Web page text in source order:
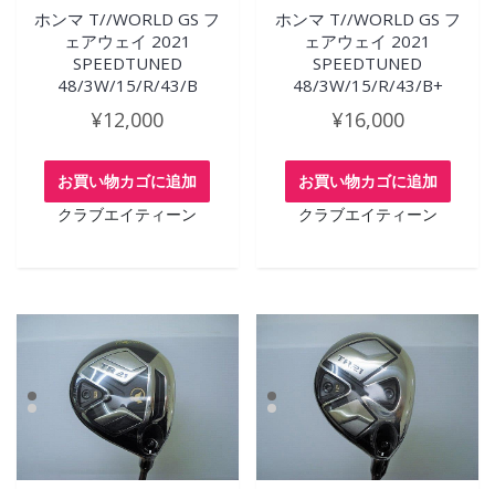
ホンマ T//WORLD GS フ
ェアウェイ 2021
SPEEDTUNED
48/3W/15/R/43/B
¥12,000
お買い物カゴに追加
クラブエイティーン
ホンマ T//WORLD GS フ
ェアウェイ 2021
SPEEDTUNED
48/3W/15/R/43/B+
¥16,000
お買い物カゴに追加
クラブエイティーン